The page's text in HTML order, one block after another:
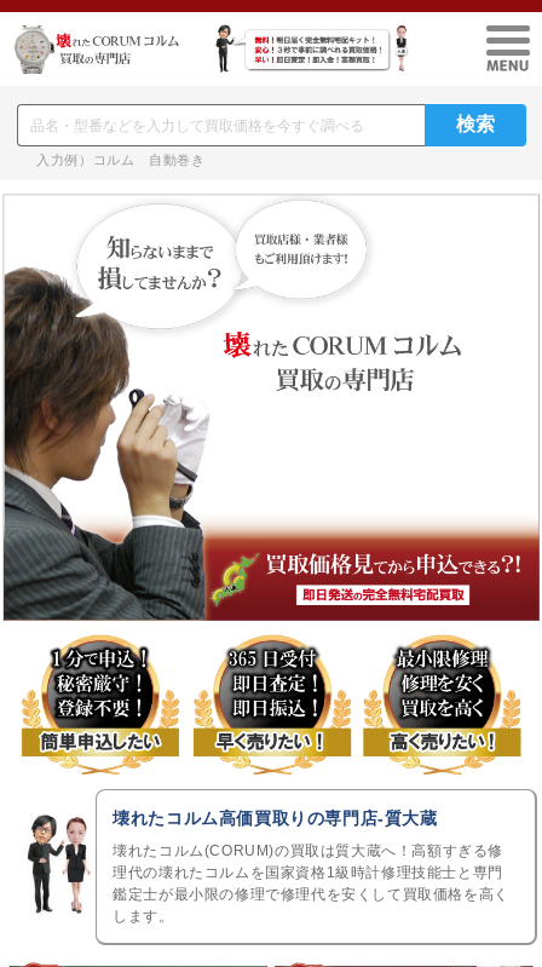
入力例）コルム 自動巻き
壊れたコルム高価買取りの専門店-質大蔵
壊れたコルム(CORUM)の買取は質大蔵へ！高額すぎる修
理代の壊れたコルムを国家資格1級時計修理技能士と専門
鑑定士が最小限の修理で修理代を安くして買取価格を高く
します。